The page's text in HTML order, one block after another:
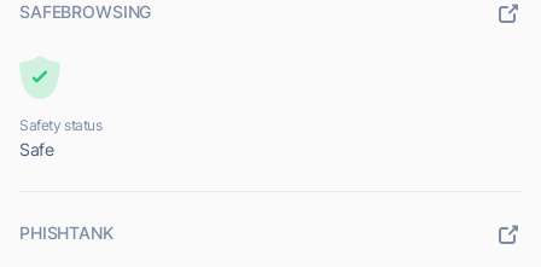
SAFEBROWSING
Safety status
Safe
PHISHTANK